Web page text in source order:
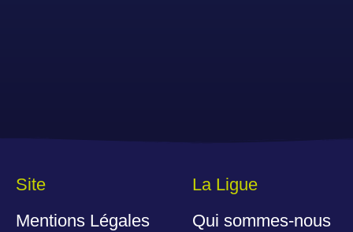
Site
Mentions Légales
La Ligue
Qui sommes-nous